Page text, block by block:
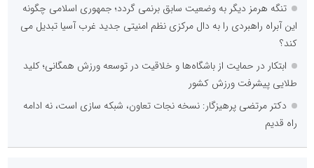
تنگه هرمز دیگر به وضعیت سابق برنمی گردد؛ جمهوری اسلامی چگونه
این آبراه راهبردی را به دال مرکزی نظم امنیتی جدید غرب آسیا تبدیل می
کند؟
ابتکار در حمایت از باشگاه‌ها و خلاقیت در توسعه ورزش همگانی؛ کلید
طلایی پیشرفت ورزش کشور
دکتر مرتضی پرهیزگار: نسخه نجات تعاون، شبکه سازی است، نه ادامه
راه قدیم